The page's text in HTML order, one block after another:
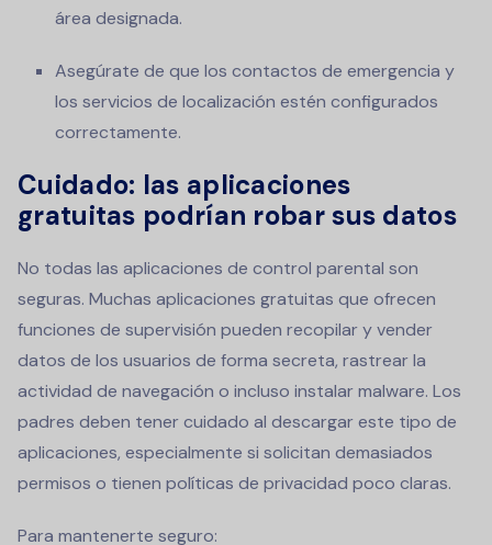
área designada.
Asegúrate de que los contactos de emergencia y
los servicios de localización estén configurados
correctamente.
Cuidado: las aplicaciones
gratuitas podrían robar sus datos
No todas las aplicaciones de control parental son
seguras. Muchas aplicaciones gratuitas que ofrecen
funciones de supervisión pueden recopilar y vender
datos de los usuarios de forma secreta, rastrear la
actividad de navegación o incluso instalar malware. Los
padres deben tener cuidado al descargar este tipo de
aplicaciones, especialmente si solicitan demasiados
permisos o tienen políticas de privacidad poco claras.
Para mantenerte seguro: